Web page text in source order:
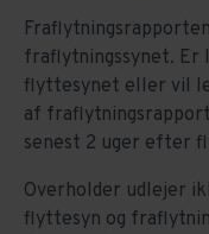
fraflytningssynet. Er
flyttesynet eller vil
af
senest 2 uger efter
Overholder udlejer
flyttesyn og